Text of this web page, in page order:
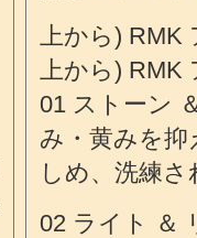
上から) RMK
上から) RMK
01 ストーン
み・黄みを
しめ、洗練
02 ライト ＆